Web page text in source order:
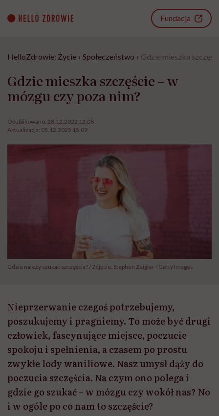
content
Fundacja
HelloZdrowie: Życie › Społeczeństwo › Gdzie mieszka
Gdzie mieszka szczęście – w
mózgu czy poza nim?
Opublikowano: 28.12.2022 12:08
Aktualizacja: 05.12.2025 15:09
Gdzie należy szukać szczęścia? / Zdjęcie: Stephen Zeigler / Getty Images
Nieprzerwanie czegoś potrzebujemy,
poszukujemy i pragniemy. To może być drugi
człowiek, fascynujące miejsce, poczucie
spokoju i spełnienia, a czasem po prostu
zwykłe lody waniliowe. Nasz umysł dąży do
poczucia szczęścia. Na czym ono polega i
gdzie go szukać – w mózgu czy wokół nas? No
i w ogóle po co nam to szczęście?